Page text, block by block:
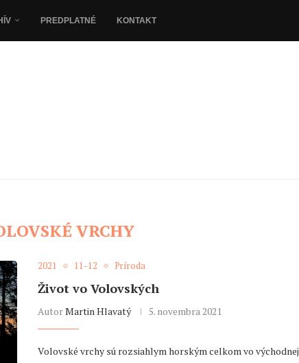
PREDPLATNÉ KONTAKT
VRCHY
2021 11-12 Príroda
Život vo Volovských
AutorMartin Hlavatý 5. novembra 2021
Volovské vrchy sú rozsiahlym horským celkom vo východnej